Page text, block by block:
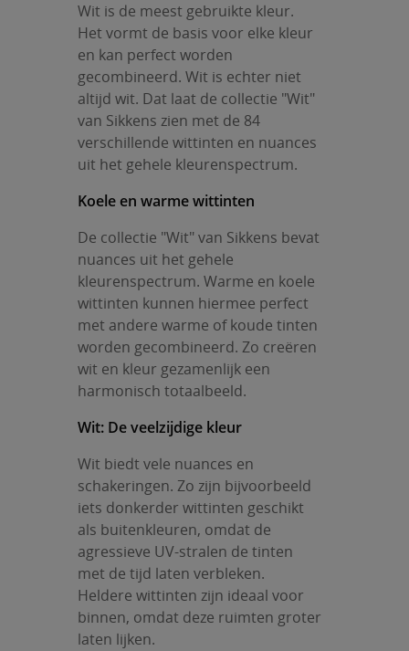
Wit is de meest gebruikte kleur.
Het vormt de basis voor elke kleur
en kan perfect worden
gecombineerd. Wit is echter niet
altijd wit. Dat laat de collectie "Wit"
van Sikkens zien met de 84
verschillende wittinten en nuances
uit het gehele kleurenspectrum.
Koele en warme wittinten
De collectie "Wit" van Sikkens bevat
nuances uit het gehele
kleurenspectrum. Warme en koele
wittinten kunnen hiermee perfect
met andere warme of koude tinten
worden gecombineerd. Zo creëren
wit en kleur gezamenlijk een
harmonisch totaalbeeld.
Wit: De veelzijdige kleur
Wit biedt vele nuances en
schakeringen. Zo zijn bijvoorbeeld
iets donkerder wittinten geschikt
als buitenkleuren, omdat de
agressieve UV-stralen de tinten
met de tijd laten verbleken.
Heldere wittinten zijn ideaal voor
binnen, omdat deze ruimten groter
laten lijken.